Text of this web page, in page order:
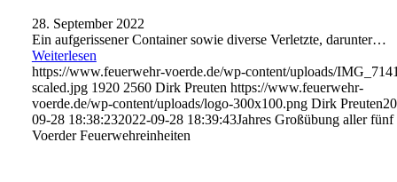
28. September 2022
Ein aufgerissener Container sowie diverse Verletzte, darunter…
Weiterlesen
https://www.feuerwehr-voerde.de/wp-content/uploads/
scaled.jpg 1920 2560 Dirk Preuten https://www.feuerwehr-
voerde.de/wp-content/uploads/logo-300x100.png Dirk Preuten
09-28 18:38:232022-09-28 18:39:43Jahres Großübung aller fünf
Voerder Feuerwehreinheiten